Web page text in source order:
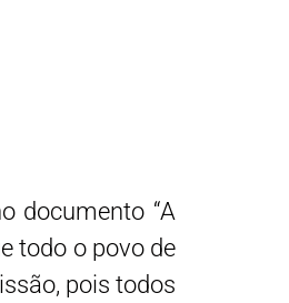
documento “A
todo o povo de
pois todos